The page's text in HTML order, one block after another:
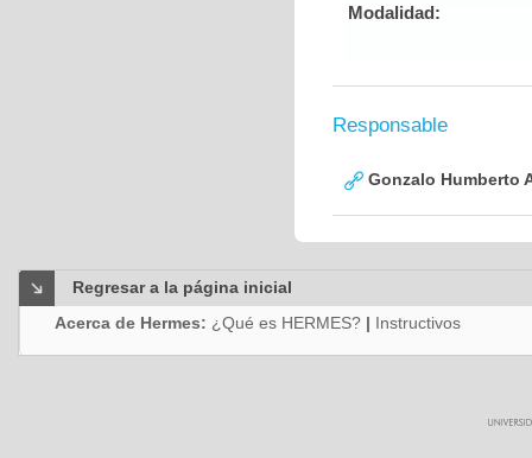
Modalidad:
Responsable
Gonzalo Humberto
Regresar a la página inicial
Acerca de Hermes: ¿Qué es HERMES? | Instructivos